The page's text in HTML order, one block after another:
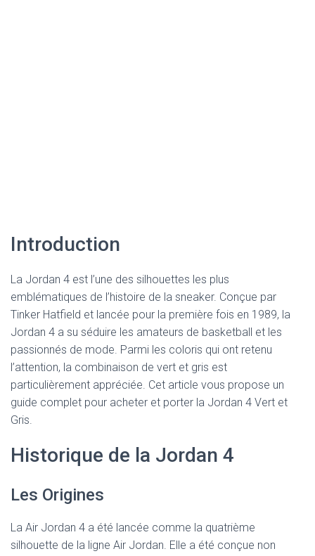
Introduction
La Jordan 4 est l’une des silhouettes les plus
emblématiques de l’histoire de la sneaker. Conçue par
Tinker Hatfield et lancée pour la première fois en 1989, la
Jordan 4 a su séduire les amateurs de basketball et les
passionnés de mode. Parmi les coloris qui ont retenu
l’attention, la combinaison de vert et gris est
particulièrement appréciée. Cet article vous propose un
guide complet pour acheter et porter la Jordan 4 Vert et
Gris.
Historique de la Jordan 4
Les Origines
La Air Jordan 4 a été lancée comme la quatrième
silhouette de la ligne Air Jordan. Elle a été conçue non